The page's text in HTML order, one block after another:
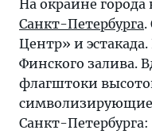
На окраине города
Санкт-Петербурга.
Центр» и
Финского залива.
флагштоки
Санкт-